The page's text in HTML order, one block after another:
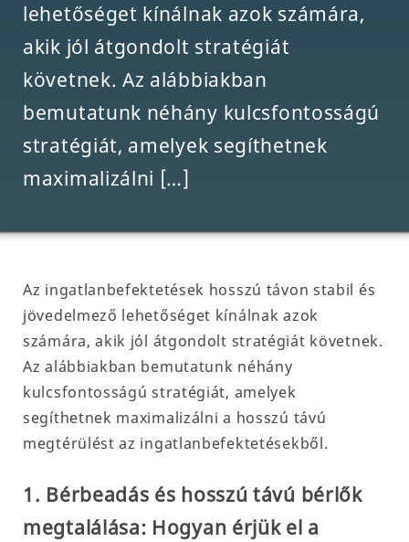
lehetőséget kínálnak azok számára,
akik jól átgondolt stratégiát
követnek. Az alábbiakban
bemutatunk néhány kulcsfontosságú
stratégiát, amelyek segíthetnek
maximalizálni […]
Az ingatlanbefektetések hosszú távon stabil és
jövedelmező lehetőséget kínálnak azok
számára, akik jól átgondolt stratégiát követnek.
Az alábbiakban bemutatunk néhány
kulcsfontosságú stratégiát, amelyek
segíthetnek maximalizálni a hosszú távú
megtérülést az ingatlanbefektetésekből.
1. Bérbeadás és hosszú távú bérlők
megtalálása: Hogyan érjük el a